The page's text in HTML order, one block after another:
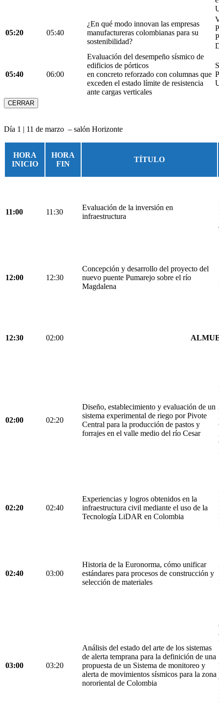
05:20 05:40
¿En qué modo innovan las empresas
manufactureras colombianas para su
sostenibilidad?
05:40 06:00
Evaluación del desempeño sísmico de
edificios de pórticos
en concreto reforzado con columnas que
exceden el estado límite de resistencia
ante cargas verticales
CERRAR
Día 1 | 11 de marzo – salón Horizonte
HORA
INICIO
HORA
FIN
TÍTULO
11:00 11:30
Evaluación de la inversión en
infraestructura
12:00 12:30
Concepción y desarrollo del proyecto del
nuevo puente Pumarejo sobre el río
Magdalena
12:30 02:00
02:00 02:20
Diseño, establecimiento y evaluación de un
sistema experimental de riego por Pivote
Central para la producción de pastos y
forrajes en el valle medio del río Cesar
02:20 02:40
Experiencias y logros obtenidos en la
infraestructura civil mediante el uso de la
Tecnología LiDAR en Colombia
02:40 03:00
Historia de la Euronorma, cómo unificar
estándares para procesos de construcción y
selección de materiales
03:00 03:20
Análisis del estado del arte de los sistemas
de alerta temprana para la definición de una
propuesta de un Sistema de monitoreo y
alerta de movimientos sísmicos para la zona
nororiental de Colombia